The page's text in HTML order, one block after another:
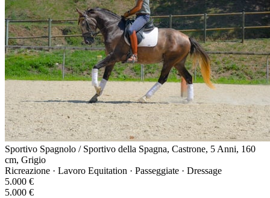
Sportivo Spagnolo / Sportivo della Spagna, Castrone, 5 Anni, 160
cm, Grigio
Ricreazione · Lavoro Equitation · Passeggiate · Dressage
5.000 €
5.000 €